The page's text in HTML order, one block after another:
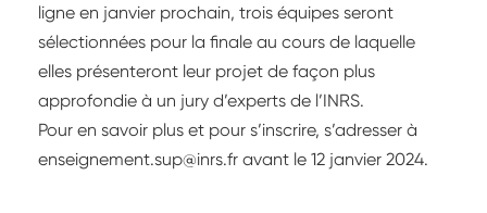
ligne en janvier prochain, trois équipes seront
sélectionnées pour la finale au cours de laquelle
elles présenteront leur projet de façon plus
approfondie à un jury d’experts de l’INRS.
Pour en savoir plus et pour s’inscrire, s’adresser à
enseignement.sup@inrs.fr avant le 12 janvier 2024.